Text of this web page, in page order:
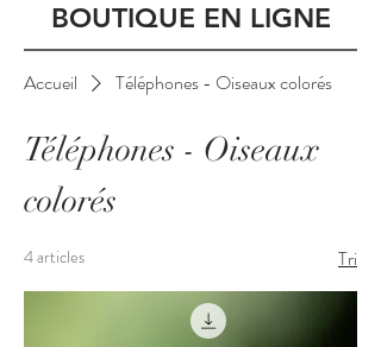
BOUTIQUE EN LIGNE
Accueil Téléphones - Oiseaux colorés
Téléphones - Oiseaux
colorés
4 articles Tri